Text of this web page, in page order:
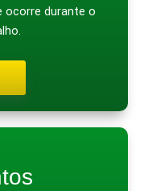
ocorre durante o